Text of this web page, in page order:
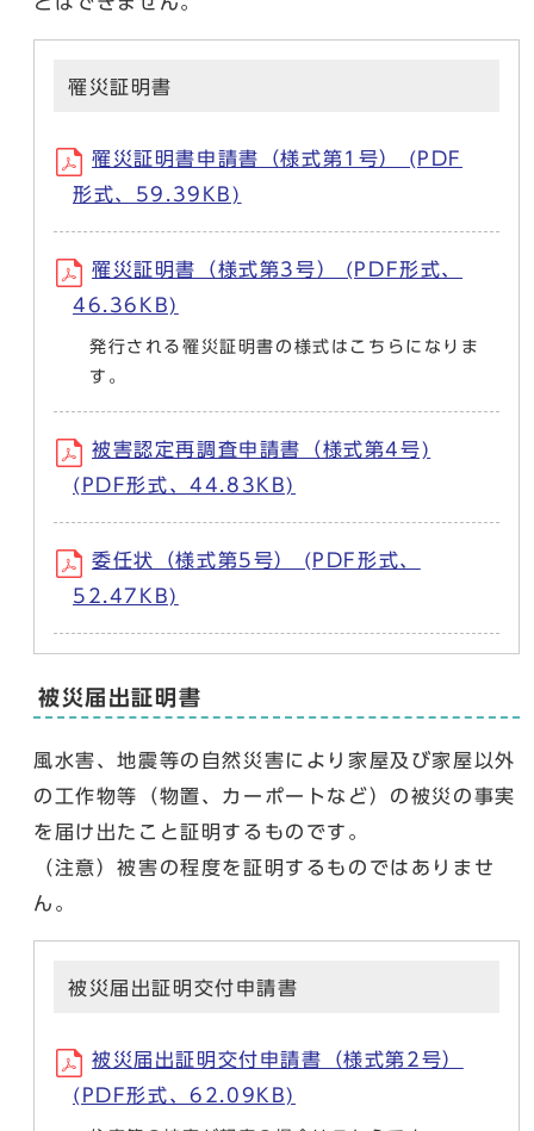
罹災証明書
罹災証明書申請書（様式第1号） (PDF
形式、59.39KB)
罹災証明書（様式第3号） (PDF形式、
46.36KB)
発行される罹災証明書の様式はこちらになりま
す。
被害認定再調査申請書（様式第4号)
(PDF形式、44.83KB)
委任状（様式第5号） (PDF形式、
52.47KB)
被災届出証明書
風水害、地震等の自然災害により家屋及び家屋以外
の工作物等（物置、カーポートなど）の被災の事実
を届け出たこと証明するものです。
（注意）被害の程度を証明するものではありませ
ん。
被災届出証明交付申請書
被災届出証明交付申請書（様式第2号）
(PDF形式、62.09KB)